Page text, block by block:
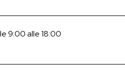
9:00 alle 18:00